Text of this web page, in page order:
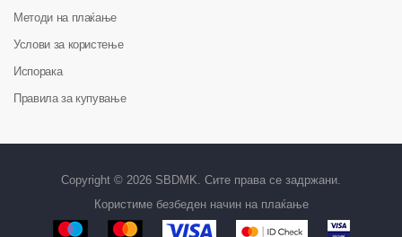
Методи на плаќање
Услови за користење
Испорака
Правила за купување
Copyright © 2026 SBDMK. Сите права се задржани.
Користиме безбеден начин на плаќање